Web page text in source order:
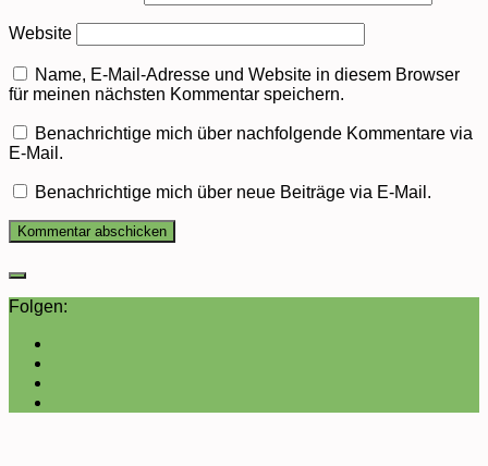
Website
Name, E-Mail-Adresse und Website in diesem Browser
für meinen nächsten Kommentar speichern.
Benachrichtige mich über nachfolgende Kommentare via
E-Mail.
Benachrichtige mich über neue Beiträge via E-Mail.
Folgen: